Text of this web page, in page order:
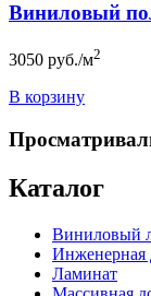
Виниловый
3050 руб./м2
В корзину
Каталог
Виниловый
Инженерная
Ламинат